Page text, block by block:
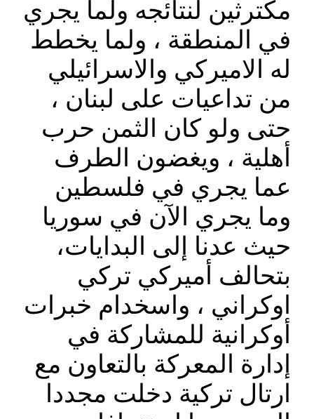
مكترثين لنتائجه ولما يجري
في المنطقة ، ولما يخطط
له الاميركي والاسرائيلي
من تداعيات على لبنان ،
حتى ولو كان الثمن حرب
أهلية ، ويغضون الطرف
عما يجري في فلسطين
وما يجري الآن في سوريا
حيث عدنا إلى البدايات،
بتحالف أميركي تركي
اوكراني ، واسخدام خبرات
أوكرانية للمشاركة في
إدارة المعركة بالتعاون مع
ارتال تركية دخلت مجددا